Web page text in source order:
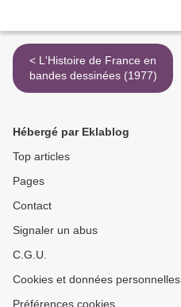
< L'Histoire de France en
bandes dessinées (1977)
Hébergé par Eklablog
Top articles
Pages
Contact
Signaler un abus
C.G.U.
Cookies et données personnelles
Préférences cookies